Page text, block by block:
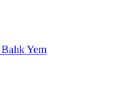
Yem